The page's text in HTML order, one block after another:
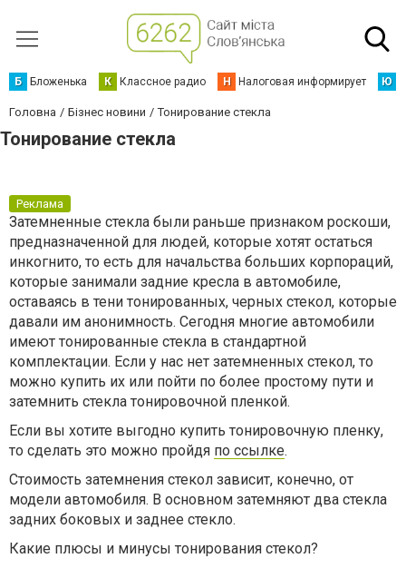
Б Бложенька К Классное радио Н Налоговая информирует Ю
Головна Бізнес новини Тонирование стекла
Тонирование стекла
Реклама
Затемненные стекла были раньше признаком роскоши,
предназначенной для людей, которые хотят остаться
инкогнито, то есть для начальства больших корпораций,
которые занимали задние кресла в автомобиле,
оставаясь в тени тонированных, черных стекол, которые
давали им анонимность. Сегодня многие автомобили
имеют тонированные стекла в стандартной
комплектации. Если у нас нет затемненных стекол, то
можно купить их или пойти по более простому пути и
затемнить стекла тонировочной пленкой.
Если вы хотите выгодно купить тонировочную пленку,
то сделать это можно пройдя по ссылке.
Стоимость затемнения стекол зависит, конечно, от
модели автомобиля. В основном затемняют два стекла
задних боковых и заднее стекло.
Какие плюсы и минусы тонирования стекол?